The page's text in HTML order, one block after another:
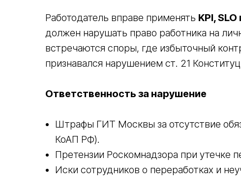
Работодатель вправе применять KPI,
должен нарушать право работника на
встречаются споры, где избыточный
признавался нарушением ст. 21
Ответственность за нарушение
Штрафы ГИТ Москвы за отсутствие
КоАП РФ).
Претензии Роскомнадзора при утечке
Иски сотрудников о переработках и